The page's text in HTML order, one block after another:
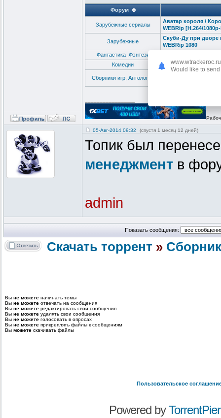
Форум
Зарубежные сериалы
Аватар короля /
WEBRip [H.264/
Зарубежные
Скуби-Ду при дворе
WEBRip 1080
Фантастика ,Фэнтези
Комедии
Голограмма для
Сборники игр, Антологии
05-Авг-2014 09:32 (спустя 1 месяц 12 дней)
Топик был
менеджмент в
admin
Показать сообщения:
Скачать торрент »
Вы не можете начинать темы
Вы не можете отвечать на сообщения
Вы не можете редактировать свои сообщения
Вы не можете удалять свои сообщения
Вы не можете голосовать в опросах
Вы не можете прикреплять файлы к сообщениям
Вы можете скачивать файлы
Пользовательское
Powered by
www.wtrackeroc.ru
Would like to